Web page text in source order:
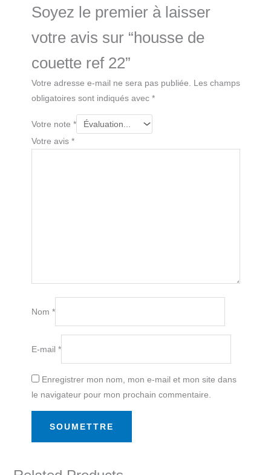
Soyez le premier à laisser
votre avis sur “housse de
couette ref 22”
Votre adresse e-mail ne sera pas publiée.
Les champs
obligatoires sont indiqués avec *
Votre note *
Votre avis *
Nom *
E-mail *
Enregistrer mon nom, mon e-mail et mon site dans
le navigateur pour mon prochain commentaire.